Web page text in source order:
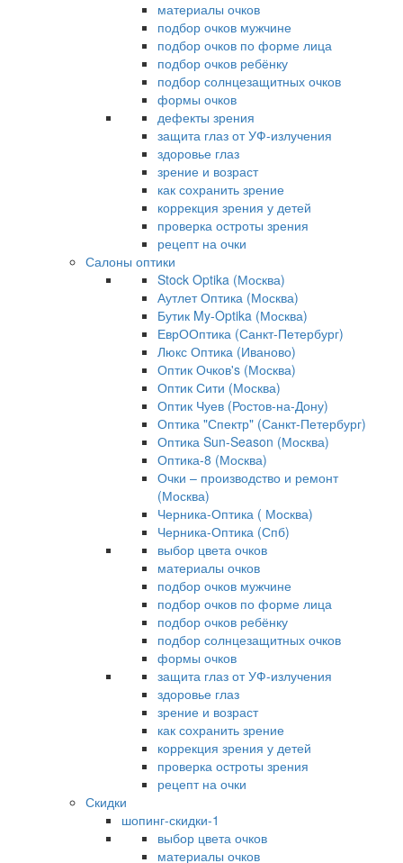
материалы очков
подбор очков мужчине
подбор очков по форме лица
подбор очков ребёнку
подбор солнцезащитных очков
формы очков
дефекты зрения
защита глаз от УФ-излучения
здоровье глаз
зрение и возраст
как сохранить зрение
коррекция зрения у детей
проверка остроты зрения
рецепт на очки
Салоны оптики
Stock Optika (Москва)
Аутлет Оптика (Москва)
Бутик My-Optika (Москва)
ЕврООптика (Санкт-Петербург)
Люкс Оптика (Иваново)
Оптик Очков's (Москва)
Оптик Сити (Москва)
Оптик Чуев (Ростов-на-Дону)
Оптика "Спектр" (Санкт-Петербург)
Оптика Sun-Season (Москва)
Оптика-8 (Москва)
Очки – производство и ремонт
(Москва)
Черника-Оптика ( Москва)
Черника-Оптика (Спб)
выбор цвета очков
материалы очков
подбор очков мужчине
подбор очков по форме лица
подбор очков ребёнку
подбор солнцезащитных очков
формы очков
защита глаз от УФ-излучения
здоровье глаз
зрение и возраст
как сохранить зрение
коррекция зрения у детей
проверка остроты зрения
рецепт на очки
Скидки
шопинг-скидки-1
выбор цвета очков
материалы очков